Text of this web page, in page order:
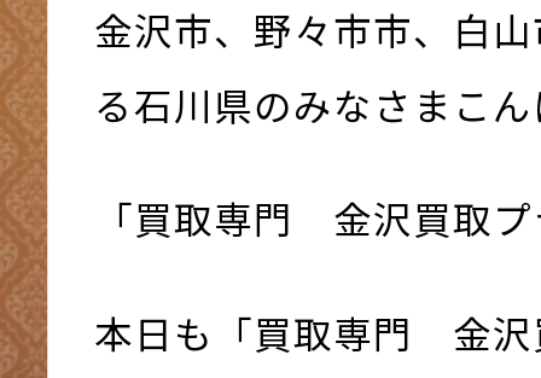
金沢市、野々市市、白
る石川県のみなさまこ
「買取専門 金沢買取
本日も「買取専門 金沢